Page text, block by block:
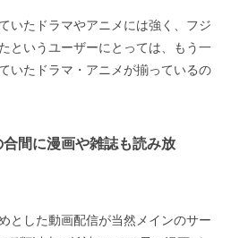
いたドラマやアニメには強く、フジ
というユーザーにとっては、もう一
いたドラマ・アニメが揃っているの
間に漫画や雑誌も読み放
とした動画配信が当然メインのサー